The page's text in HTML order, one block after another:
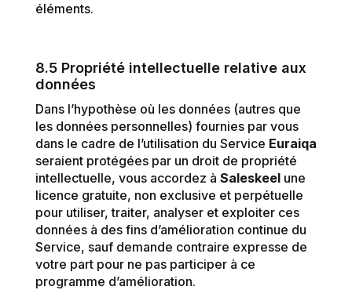
éléments.
8.5 Propriété intellectuelle relative aux
données
Dans l’hypothèse où les données (autres que
les données personnelles) fournies par vous
dans le cadre de l’utilisation du Service Euraiqa
seraient protégées par un droit de propriété
intellectuelle, vous accordez à Saleskeelune
licence gratuite, non exclusive et perpétuelle
pour utiliser, traiter, analyser et exploiter ces
données à des fins d’amélioration continue du
Service, sauf demande contraire expresse de
votre part pour ne pas participer à ce
programme d’amélioration.